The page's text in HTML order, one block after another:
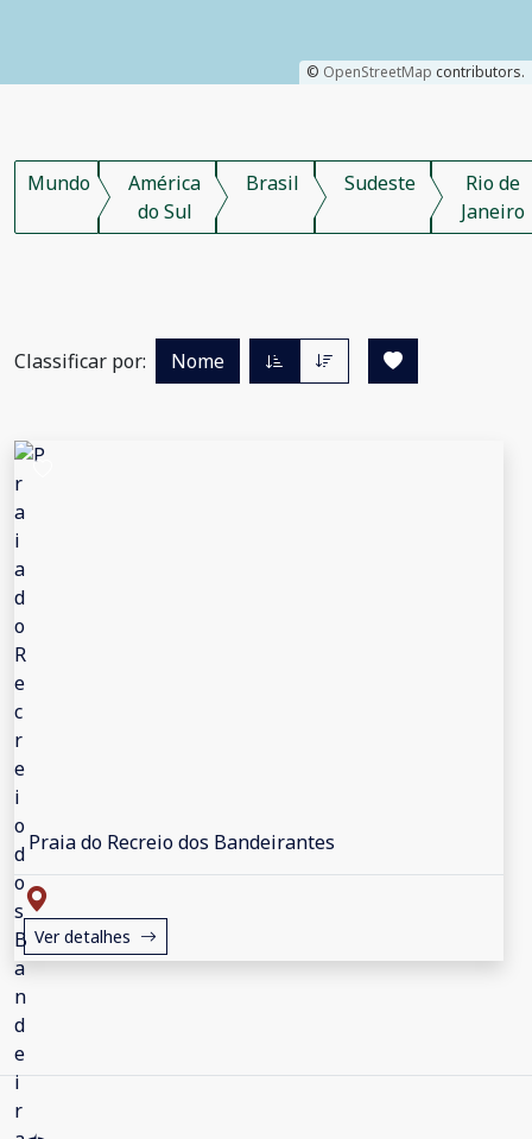
© OpenStreetMap contributors.
Mundo
América
do Sul
Brasil Sudeste
Rio de
Janeiro
Classificar por: Nome
Praia do Recreio dos Bandeirantes
Ver detalhes